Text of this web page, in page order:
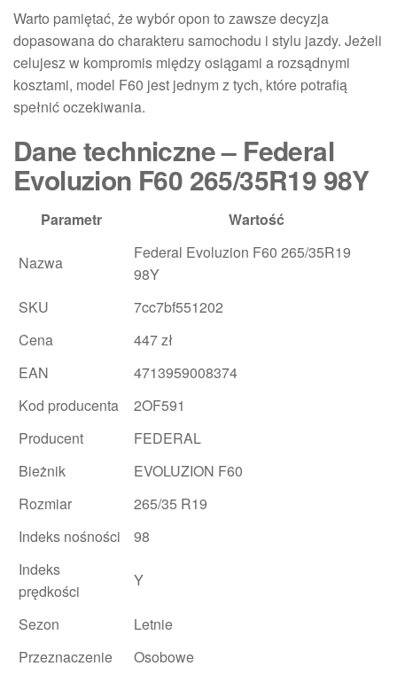
Warto pamiętać, że wybór opon to zawsze decyzja
dopasowana do charakteru samochodu i stylu jazdy. Jeżeli
celujesz w kompromis między osiągami a rozsądnymi
kosztami, model F60 jest jednym z tych, które potrafią
spełnić oczekiwania.
Dane techniczne – Federal
Evoluzion F60 265/35R19 98Y
Parametr Wartość
Nazwa
Federal Evoluzion F60 265/35R19
98Y
SKU
7cc7bf551202
Cena
447 zł
EAN
4713959008374
Kod producenta
2OF591
Producent
FEDERAL
Bieżnik
EVOLUZION F60
Rozmiar
265/35 R19
Indeks nośności
98
Indeks
prędkości
Y
Sezon
Letnie
Przeznaczenie
Osobowe